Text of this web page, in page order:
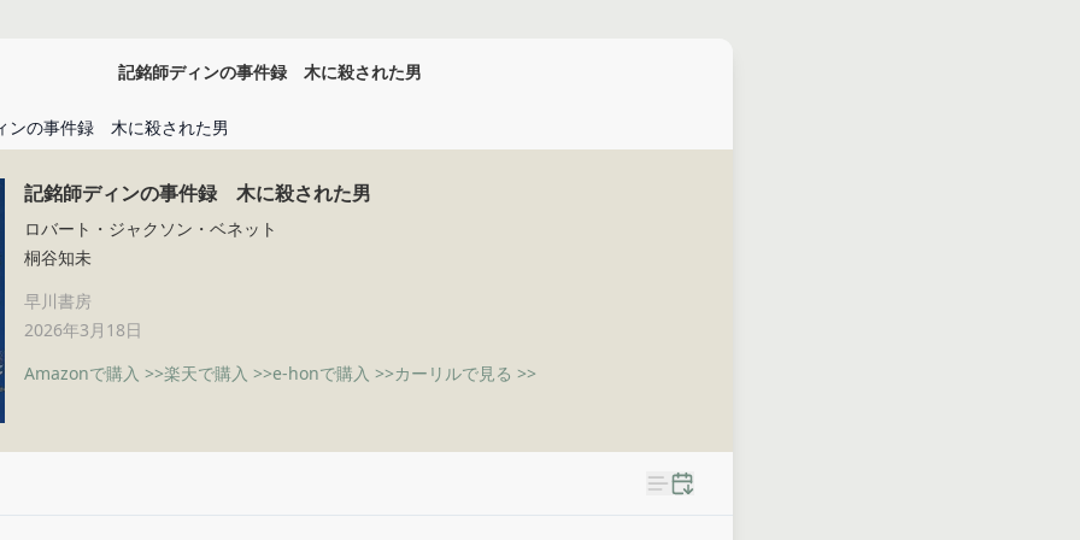
記銘師ディンの事件録 木に殺された男
ンの事件録 木に殺された男
記銘師ディンの事件録 木に殺された男
ロバート・ジャクソン・ベネット
桐谷知未
早川書房
2026年3月18日
Amazonで購入 >>楽天で購入 >>e-honで購入 >>カーリルで見る >>